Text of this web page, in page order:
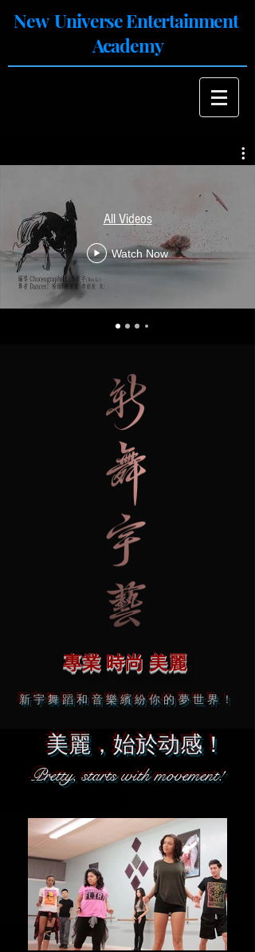
New Universe Entertainment
Academy
All Videos
Watch Now
專業 時尚 美麗
新宇舞蹈和音樂繽紛你的夢世界！
美麗，始於动感！
Pretty, starts with movement!